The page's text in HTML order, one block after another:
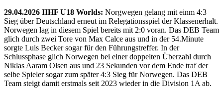
29.04.2026 IIHF U18 Worlds: Norgwegen gelang mit einm 4:3
Sieg über Deutschland erneut im Relegationsspiel der Klassenerhalt.
Norwegen lag in diesem Spiel bereits mit 2:0 voran. Das DEB Team
glich durch zwei Tore von Max Calce aus und in der 54.Minute
sorgte Luis Becker sogar für den Führungstreffer. In der
Schlussphase glich Norwegen bei einer doppelten Überzahl durch
Niklas Aaram Olsen aus und 23 Sekunden vor dem Ende traf der
selbe Spieler sogar zum später 4:3 Sieg für Norwegen. Das DEB
Team steigt damit erstmals seit 2023 wieder in die Division 1A ab.